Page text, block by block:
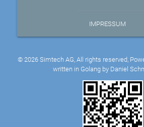
IMPRESSUM
© 2026 Simtech AG, All rights reserved,
written in Golang by Daniel